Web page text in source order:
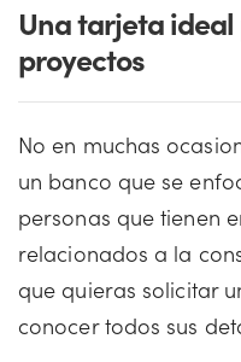
Una tarjeta
proyectos
No en muchas
un banco que se
personas que tienen
relacionados a la
que quieras solicitar
conocer todos sus